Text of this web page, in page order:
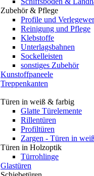
Zubehör & Pflege
Profile und
Reinigung und Pflege
Klebstoffe
Unterlagsbahnen
Sockelleisten
sonstiges Zubehör
Kunstoffpaneele
Treppenkanten
Türen in weiß & farbig
Glatte Türelemente
Rillentüren
Profiltüren
Zargen - Türen in
Türen in Holzoptik
Türrohlinge
Glastüren